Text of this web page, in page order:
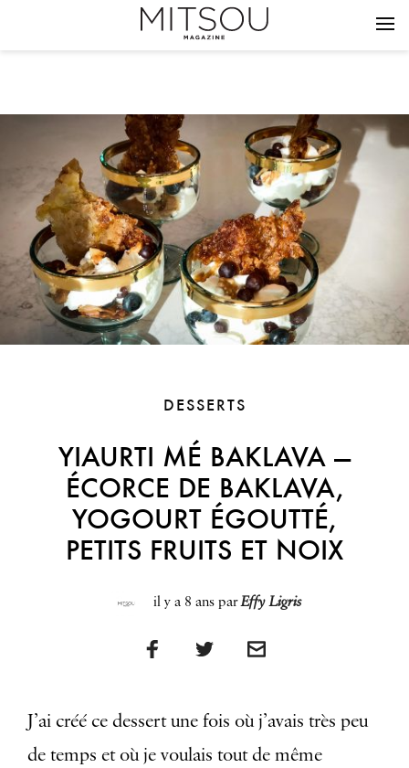
DESSERTS
YIAURTI MÉ BAKLAVA —
ÉCORCE DE BAKLAVA,
YOGOURT ÉGOUTTÉ,
PETITS FRUITS ET NOIX
il y a 8 ansparEffy Ligris
J’ai créé ce dessert une fois où j’avais très peu
de temps et où je voulais tout de même